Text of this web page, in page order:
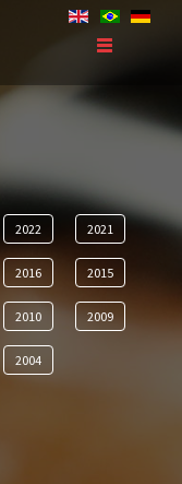
2022 2021
2016 2015
2010 2009
2004